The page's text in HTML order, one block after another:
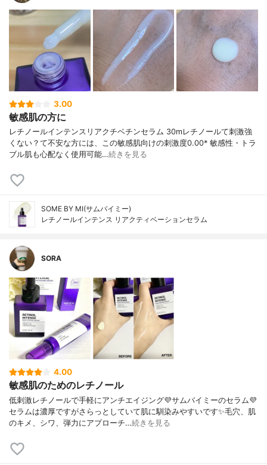
3.00
敏感肌の方に
レチノールインテンスリアクチベチンセラム 30mレチノールて刺激強
くない？て不安な方には、この敏感肌向けの刺激度0.00* 敏感性・トラ
ブル肌も心配なく使用可能…続きを見る
SOME BY MI(サムバイミー)
レチノールインテンス リアクティベーションセラム
SORA
4.00
敏感肌のためのレチノール
低刺激レチノールで手軽にアンチエイジング💜サムバイミーのセラム💜⁡
セラムは濃厚ですがさらっとしていて肌に馴染みやすいです✨毛穴、肌
のキメ、シワ、弾力にアプローチ…続きを見る